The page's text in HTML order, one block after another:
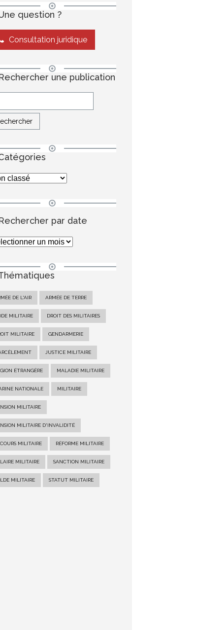
question ?
Consultation juridique
une publication
par date
DE L'AIR ARMÉE DE TERRE
MILITAIRE DROIT DES MILITAIRES
MILITAIRE GENDARMERIE
JUSTICE MILITAIRE
ÉTRANGÈRE MALADIE MILITAIRE
NATIONALE MILITAIRE
MILITAIRE
MILITAIRE D'INVALIDITÉ
MILITAIRE RÉFORME MILITAIRE
MILITAIRE SANCTION MILITAIRE
MILITAIRE STATUT MILITAIRE